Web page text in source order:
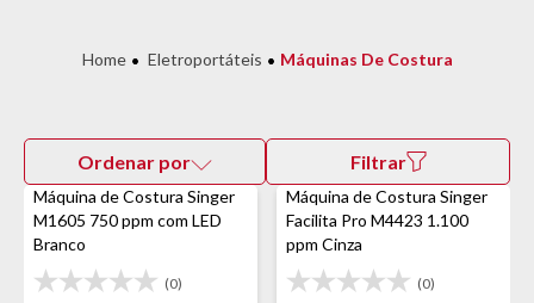
Eletroportáteis Máquinas De Costura
Ordenar por Filtrar
Máquina de Costura Singer
M1605 750 ppm com LED
Branco
(0)
Máquina de Costura Singer
Facilita Pro M4423 1.100
ppm Cinza
(0)